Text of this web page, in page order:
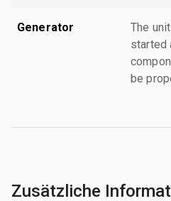
Generator
The
started
be
Zusätzliche